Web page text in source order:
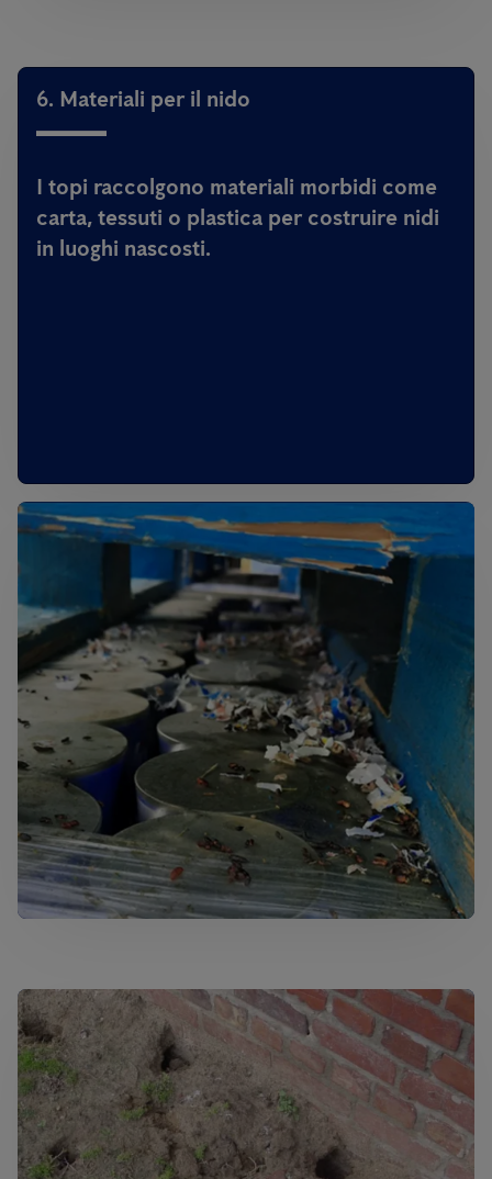
6. Materiali per il nido
I topi raccolgono materiali morbidi come
carta, tessuti o plastica per costruire nidi
in luoghi nascosti.